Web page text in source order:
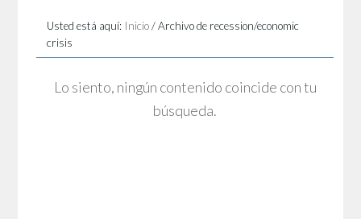
Usted está aquí: Inicio /Archivo de recession/economic
crisis
Lo siento, ningún contenido coincide con tu
búsqueda.